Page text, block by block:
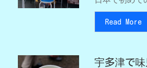
Read More
宇多津で